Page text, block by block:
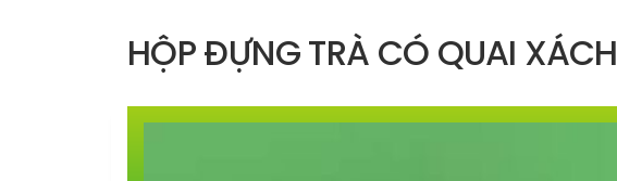
HỘP ĐỰNG TRÀ CÓ QUAI XÁCH